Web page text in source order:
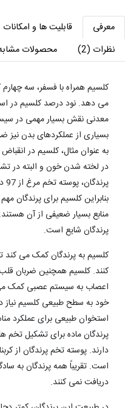
معرفی قابلیت ها و امکانات
نظرات (2)
محصولات
کلسیم همراه با فسفر، سه
می دهد. نود درصد کلسیم در
معدنی نقش بسیار مهمی در
بسیاری از عملکردهای بدن
به عنوان مثال، کلسیم در
در لخته شدن خون و البته در
پرندگان، پوسته تخم مرغ از 97 درصد کلسیم تشکیل شده است.
بنابراین کلسیم برای پرندگان
منابع بسیار ضعیفی از آن
پرندگان شایع است.
کلسیم به پرندگان کمک می کند
کنند. کلسیم همچنین ضربان
اعصاب به سیستم عصبی کمک می
خود به سطح طبیعی کلسیم نیاز
استخوان طبیعی برای عملکرد
پرندگان ماده برای تشکیل تخم
دارند. پوسته تخم پرندگان از
است. تقریباً همه پرندگان به
دریافت نمی کنند.